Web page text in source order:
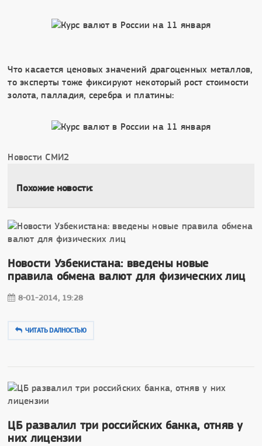
Что касается ценовых значений драгоценных металлов,
то эксперты тоже фиксируют некоторый рост стоимости
золота, палладия, серебра и платины:
Новости СМИ2
Похожие новости:
Новости Узбекистана: введены новые
правила обмена валют для физических лиц
8-01-2014, 19:28
ЧИТАТЬ DAЛНОСТЬЮ
ЦБ развалил три российских банка, отняв у
них лицензии